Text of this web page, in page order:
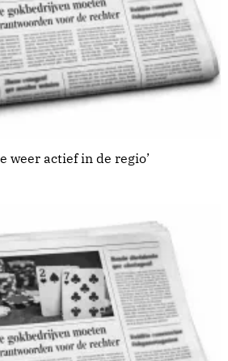
weer actief in de regio’